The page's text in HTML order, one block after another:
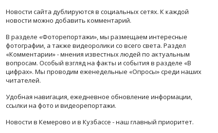
Новости сайта дублируются в социальных сетях. К каждой
новости можно добавить комментарий.
В разделе «Фоторепортажи», мы размещаем интересные
фотографии, а также видеоролики со всего света. Раздел
«Комментарии» - мнения известных людей по актуальным
вопросам. Особый взгляд на факты и события в разделе «В
цифрах». Мы проводим еженедельные «Опросы» среди наших
читателей.
Удобная навигация, ежедневное обновление информации,
ссылки на фото и видеорепортажи.
Новости в Кемерово и в Кузбассе - наш главный приоритет.